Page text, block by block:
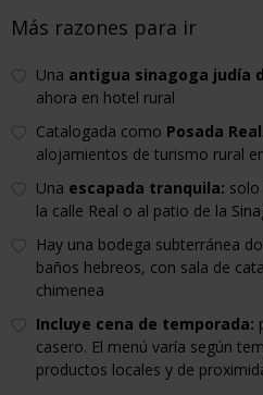
Más razones para ir
Una antigua sinagoga judía
ahora en hotel rural
Catalogada como Posada
alojamientos de turismo rural
Una escapada tranquila:
la calle Real o al patio de la
Hay una bodega subterránea
baños hebreos, con sala de
chimenea
Incluye cena de temporada:
casero. El menú varía según
productos locales y de